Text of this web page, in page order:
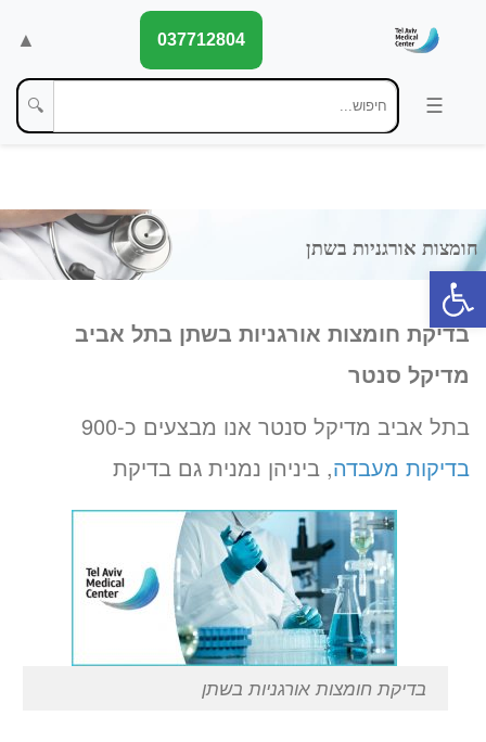
פתח סרגל נגישות
▲ 037712804
🔍
בדיקת חומצות אורגניות בשתן בתל אביב
מדיקל סנטר
בתל אביב מדיקל סנטר אנו מבצעים כ-900
בדיקות מעבדה, ביניהן נמנית גם בדיקת
בדיקת חומצות אורגניות בשתן